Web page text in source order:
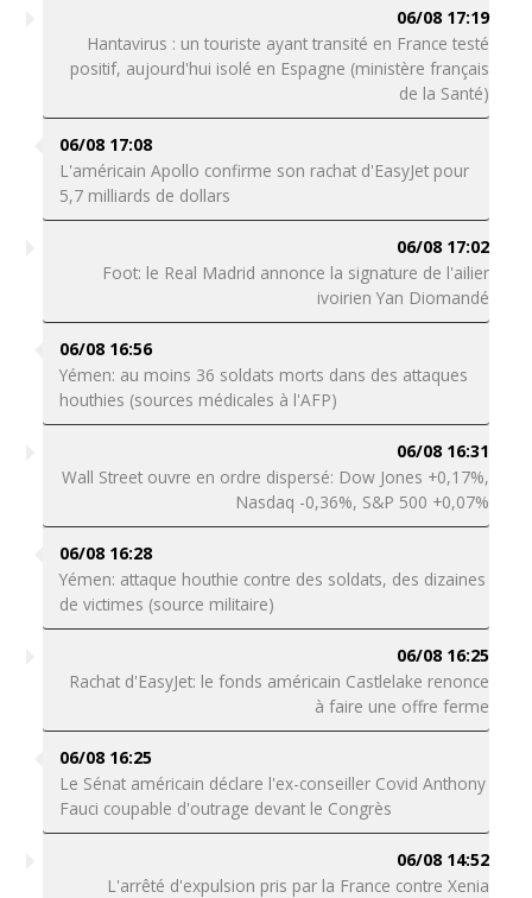
06/08 17:19
Hantavirus : un touriste ayant transité en France testé
positif, aujourd'hui isolé en Espagne (ministère français
de la Santé)
06/08 17:08
L'américain Apollo confirme son rachat d'EasyJet pour
5,7 milliards de dollars
06/08 17:02
Foot: le Real Madrid annonce la signature de l'ailier
ivoirien Yan Diomandé
06/08 16:56
Yémen: au moins 36 soldats morts dans des attaques
houthies (sources médicales à l'AFP)
06/08 16:31
Wall Street ouvre en ordre dispersé: Dow Jones +0,17%,
Nasdaq -0,36%, S&P 500 +0,07%
06/08 16:28
Yémen: attaque houthie contre des soldats, des dizaines
de victimes (source militaire)
06/08 16:25
Rachat d'EasyJet: le fonds américain Castlelake renonce
à faire une offre ferme
06/08 16:25
Le Sénat américain déclare l'ex-conseiller Covid Anthony
Fauci coupable d'outrage devant le Congrès
06/08 14:52
L'arrêté d'expulsion pris par la France contre Xenia